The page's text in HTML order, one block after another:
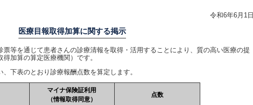
令和6年6月1日
医療目報取得加算に関する掲示
等を通じて患者さんの診療清報を取得・活用することにより、質の高い医療の提
加算の算定医療機関）です。
下表のとおり診療報酬点数を算定します。
マイナ保険証利用
（情報取得同意）
点数